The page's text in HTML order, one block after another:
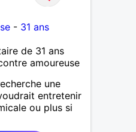
- 31 ans
de 31 ans
amoureuse
une
entretenir
ou plus si